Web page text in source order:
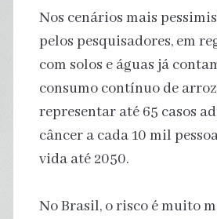
Nos cenários mais
pelos pesquisadores, em
com solos e águas já
consumo contínuo de
representar até 65 casos
câncer a cada 10 mil
vida até 2050.
No Brasil, o risco é muito